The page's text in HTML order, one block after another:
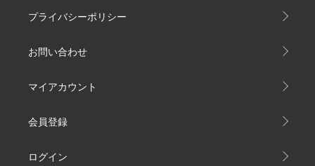
プライバシーポリシー
お問い合わせ
マイアカウント
会員登録
ログイン